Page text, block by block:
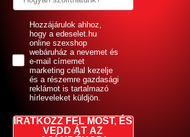
GDPRHozzájárulok ahhoz,
hogy a edeselet.hu
online szexshop
webáruház a nevemet és
e-mail címemet
marketing céllal kezelje
és a részemre gazdasági
reklámot is tartalmazó
hírleveleket küldjön.
IRATKOZZ FEL MOST, ÉS
VEDD ÁT AZ